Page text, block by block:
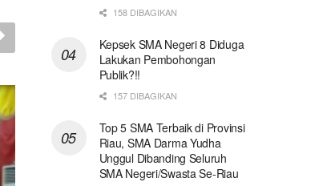
158 DIBAGIKAN
Kepsek SMA Negeri 8 Diduga
Lakukan Pembohongan
Publik?!!
157 DIBAGIKAN
Top 5 SMA Terbaik di Provinsi
Riau, SMA Darma Yudha
Unggul Dibanding Seluruh
SMA Negeri/Swasta Se-Riau